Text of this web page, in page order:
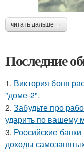
читать дальше →
Последние
1. Виктория боня
"доме-2".
2. Забудьте про
ударить по вашему
3. Российские
доходы